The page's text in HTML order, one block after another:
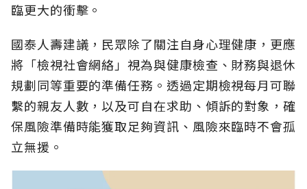
臨更大的衝擊。
國泰人壽建議，民眾除了關注自身心理健康，更應
將「檢視社會網絡」視為與健康檢查、財務與退休
規劃同等重要的準備任務。透過定期檢視每月可聯
繫的親友人數，以及可自在求助、傾訴的對象，確
保風險準備時能獲取足夠資訊、風險來臨時不會孤
立無援。